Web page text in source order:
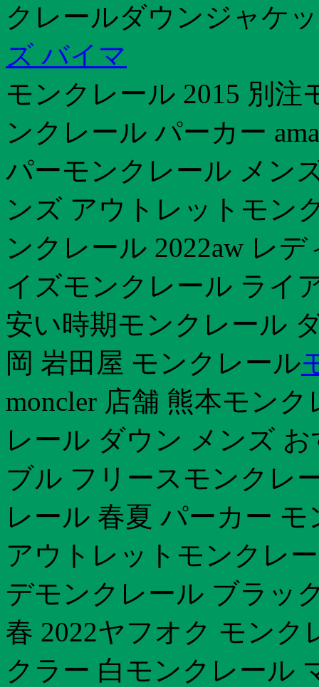
クレールダウンジャケ
ズ バイマ
モンクレール 2015 別
ンクレール パーカー
パーモンクレール メン
ンズ アウトレットモン
ンクレール 2022aw レ
イズモンクレール ライ
安い時期モンクレール
岡 岩田屋 モンクレール
moncler 店舗 熊本モン
レール ダウン メンズ
ブル フリースモンクレ
レール 春夏 パーカー
アウトレットモンクレ
デモンクレール ブラッ
春 2022ヤフオク モン
クラー 白モンクレール